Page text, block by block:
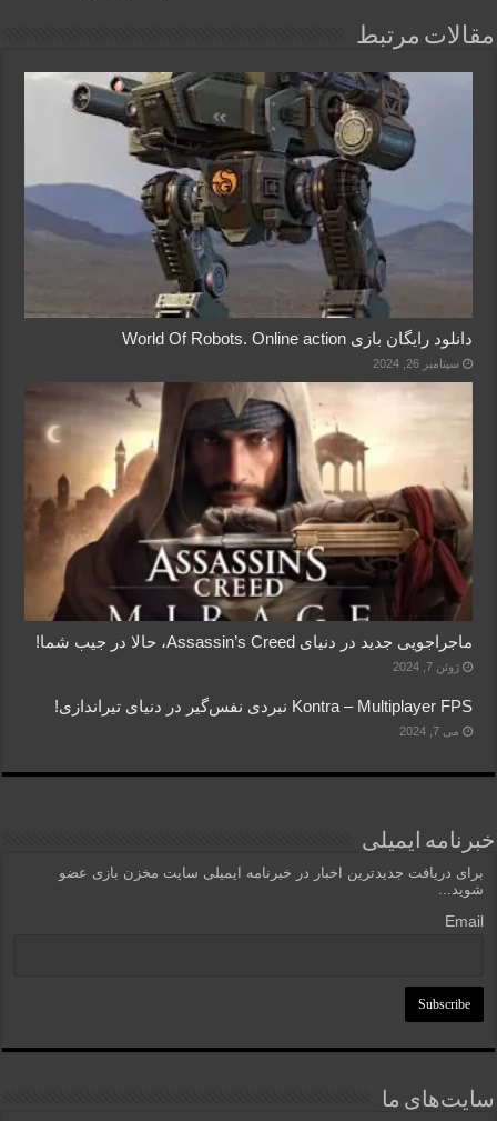
مقالات مرتبط
دانلود رایگان بازی World Of Robots. Online action
سپتامبر 26, 2024
ماجراجویی جدید در دنیای Assassin’s Creed، حالا در جیب شما!
ژوئن 7, 2024
Kontra – Multiplayer FPS نبردی نفس‌گیر در دنیای تیراندازی!
می 7, 2024
خبرنامه ایمیلی
برای دریافت جدیدترین اخبار در خبرنامه ایمیلی سایت مخزن بازی عضو
شوید...
Email
سایت‌های ما